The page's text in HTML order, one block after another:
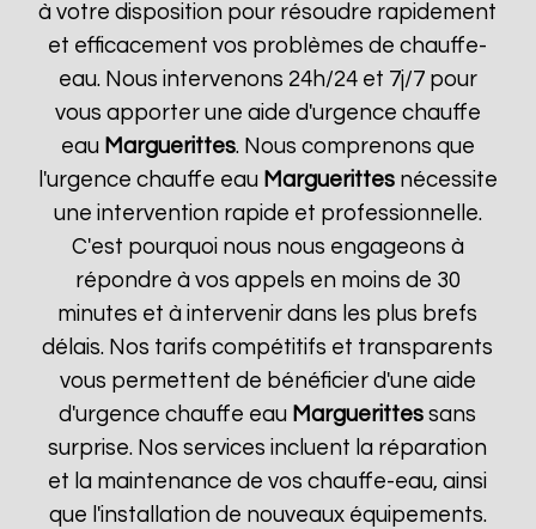
à votre disposition pour résoudre rapidement
et efficacement vos problèmes de chauffe-
eau. Nous intervenons 24h/24 et 7j/7 pour
vous apporter une aide d'urgence chauffe
eau Marguerittes. Nous comprenons que
l'urgence chauffe eau Marguerittesnécessite
une intervention rapide et professionnelle.
C'est pourquoi nous nous engageons à
répondre à vos appels en moins de 30
minutes et à intervenir dans les plus brefs
délais. Nos tarifs compétitifs et transparents
vous permettent de bénéficier d'une aide
d'urgence chauffe eau Marguerittes sans
surprise. Nos services incluent la réparation
et la maintenance de vos chauffe-eau, ainsi
que l'installation de nouveaux équipements.